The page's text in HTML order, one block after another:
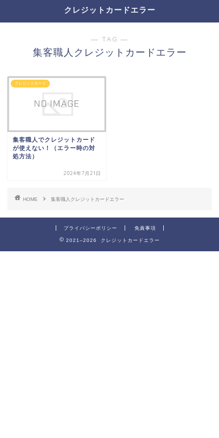
クレジットカードエラー
― TAG ―
集客職人クレジットカードエラー
クレジットカード
集客職人でクレジットカード
が使えない！（エラー時の対
処方法）
2024年7月21日
HOME 集客職人クレジットカードエラー
プライバシーポリシー 免責事項
2021–2026 クレジットカードエラー